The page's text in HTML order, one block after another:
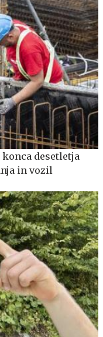
konca desetletja
in vozil